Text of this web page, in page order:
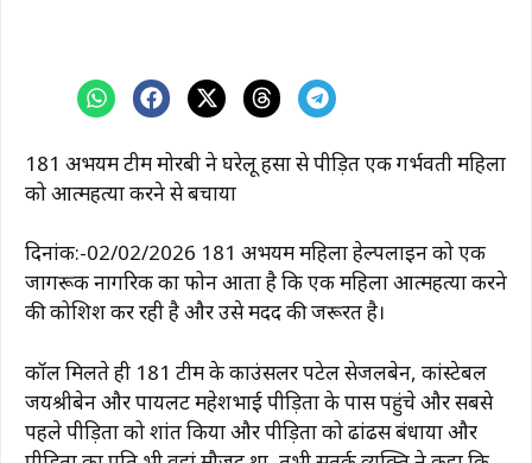
181 अभयम टीम मोरबी ने घरेलू हिंसा से पीड़ित एक गर्भवती महिला
को आत्महत्या करने से बचाया
दिनांक:-02/02/2026 181 अभयम महिला हेल्पलाइन को एक
जागरूक नागरिक का फोन आता है कि एक महिला आत्महत्या करने
की कोशिश कर रही है और उसे मदद की जरूरत है।
कॉल मिलते ही 181 टीम के काउंसलर पटेल सेजलबेन, कांस्टेबल
जयश्रीबेन और पायलट महेशभाई पीड़िता के पास पहुंचे और सबसे
पहले पीड़िता को शांत किया और पीड़िता को ढांढस बंधाया और